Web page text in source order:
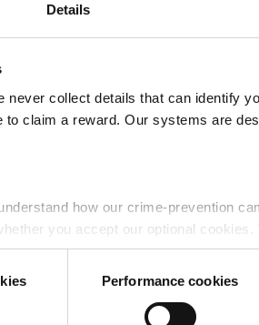
Details
collect details that can identify
claim a reward. Our systems are
how our crime-prevention
you accept our optional
purposes only.
Crimestoppers is never shared with
Performance cookies